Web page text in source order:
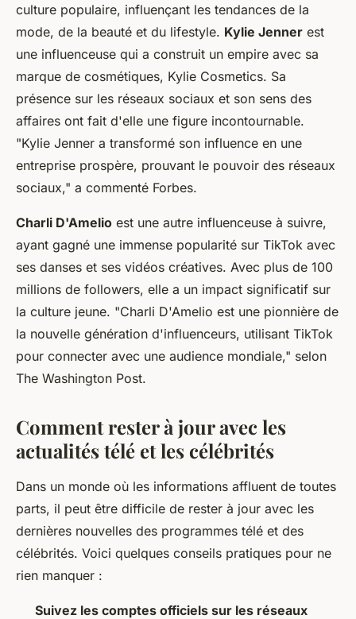
culture populaire, influençant les tendances de la
mode, de la beauté et du lifestyle. Kylie Jenner est
une influenceuse qui a construit un empire avec sa
marque de cosmétiques, Kylie Cosmetics. Sa
présence sur les réseaux sociaux et son sens des
affaires ont fait d'elle une figure incontournable.
"Kylie Jenner a transformé son influence en une
entreprise prospère, prouvant le pouvoir des réseaux
sociaux," a commenté Forbes.
Charli D'Amelio est une autre influenceuse à suivre,
ayant gagné une immense popularité sur TikTok avec
ses danses et ses vidéos créatives. Avec plus de 100
millions de followers, elle a un impact significatif sur
la culture jeune. "Charli D'Amelio est une pionnière de
la nouvelle génération d'influenceurs, utilisant TikTok
pour connecter avec une audience mondiale," selon
The Washington Post.
Comment rester à jour avec les
actualités télé et les célébrités
Dans un monde où les informations affluent de toutes
parts, il peut être difficile de rester à jour avec les
dernières nouvelles des programmes télé et des
célébrités. Voici quelques conseils pratiques pour ne
rien manquer :
Suivez les comptes officiels sur les réseaux